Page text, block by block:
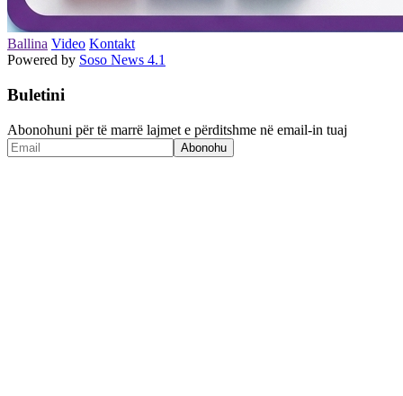
Ballina Video Kontakt
Powered by Soso News 4.1
Buletini
Abonohuni për të marrë lajmet e përditshme në email-in tuaj
Abonohu